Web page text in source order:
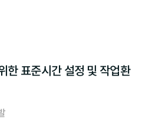
한 표준시간 설정 및 작업환